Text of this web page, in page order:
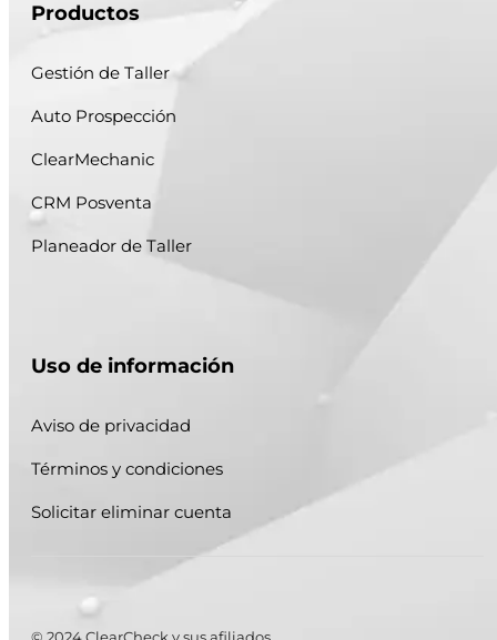
Productos
Gestión de Taller
Auto Prospección
ClearMechanic
CRM Posventa
Planeador de Taller
Uso de información
Aviso de privacidad
Términos y condiciones
Solicitar eliminar cuenta